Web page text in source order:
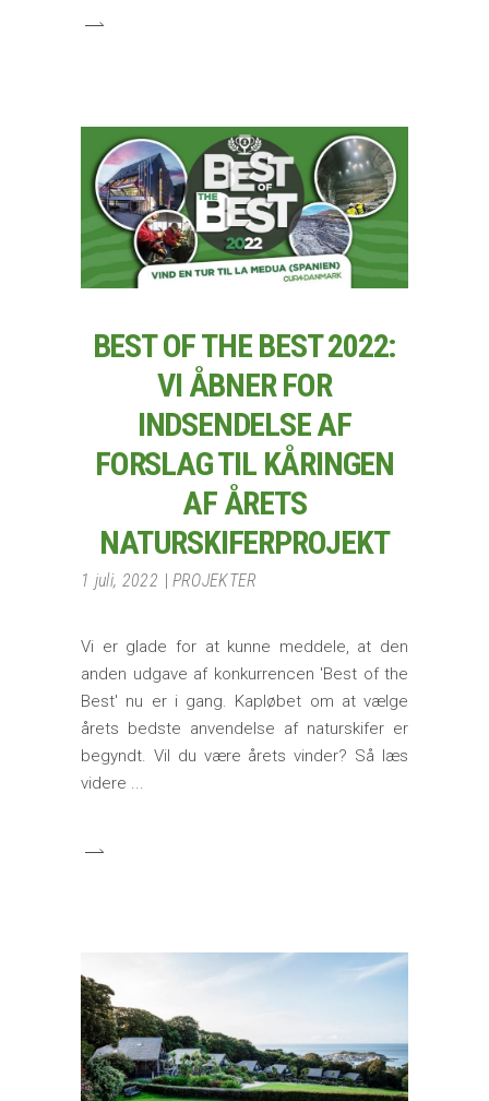
BEST OF THE BEST 2022:
VI ÅBNER FOR
INDSENDELSE AF
FORSLAG TIL KÅRINGEN
AF ÅRETS
NATURSKIFERPROJEKT
1 juli, 2022 PROJEKTER
Vi er glade for at kunne meddele, at den
anden udgave af konkurrencen 'Best of the
Best' nu er i gang. Kapløbet om at vælge
årets bedste anvendelse af naturskifer er
begyndt. Vil du være årets vinder? Så læs
videre